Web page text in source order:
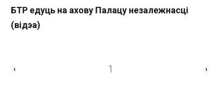
БТР едуць на ахову Палацу незалежнасці
(відэа)
‹ 1 ›